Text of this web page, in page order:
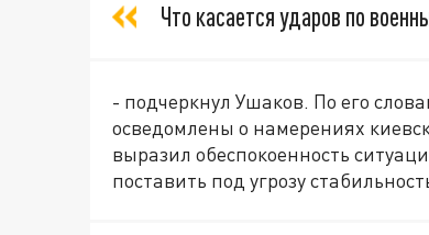
Что касается ударов по
- подчеркнул Ушаков. По его
осведомлены о намерениях
выразил обеспокоенность
поставить под угрозу